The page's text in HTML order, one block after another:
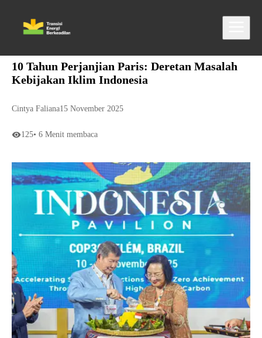
10 Tahun Perjanjian Paris: Deretan Masalah
Kebijakan Iklim Indonesia
Cintya Faliana15 November 2025
125• 6 Menit membaca